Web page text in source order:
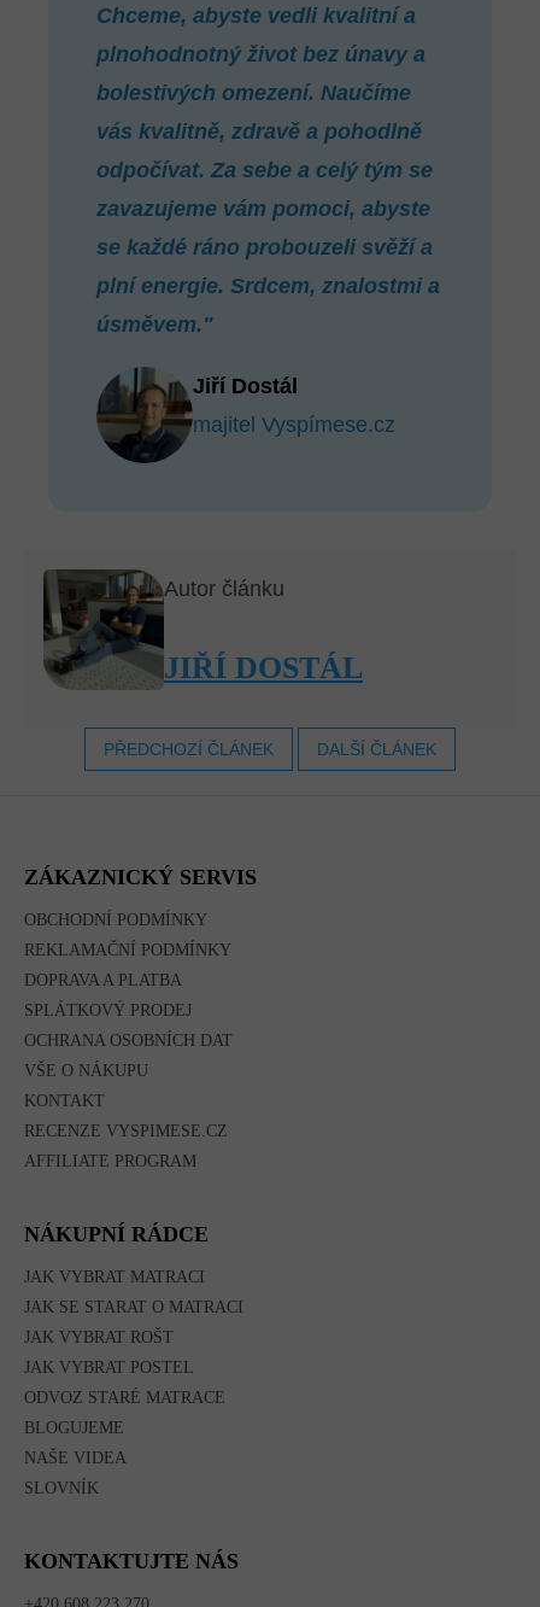
Chceme, abyste vedli kvalitní a
plnohodnotný život bez únavy a
bolestivých omezení. Naučíme
vás kvalitně, zdravě a pohodlně
odpočívat. Za sebe a celý tým se
zavazujeme vám pomoci, abyste
se každé ráno probouzeli svěží a
plní energie. Srdcem, znalostmi a
úsměvem."
Jiří Dostál
majitel Vyspímese.cz
Autor článku
JIŘÍ DOSTÁL
PŘEDCHOZÍ ČLÁNEK DALŠÍ ČLÁNEK
ZÁKAZNICKÝ SERVIS
OBCHODNÍ PODMÍNKY
REKLAMAČNÍ PODMÍNKY
DOPRAVA A PLATBA
SPLÁTKOVÝ PRODEJ
OCHRANA OSOBNÍCH DAT
VŠE O NÁKUPU
KONTAKT
RECENZE VYSPIMESE.CZ
AFFILIATE PROGRAM
NÁKUPNÍ RÁDCE
JAK VYBRAT MATRACI
JAK SE STARAT O MATRACI
JAK VYBRAT ROŠT
JAK VYBRAT POSTEL
ODVOZ STARÉ MATRACE
BLOGUJEME
NAŠE VIDEA
SLOVNÍK
KONTAKTUJTE NÁS